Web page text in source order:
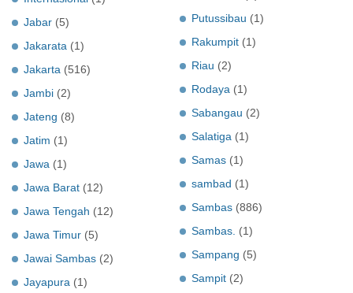
Jabar (5)
Jakarata (1)
Jakarta (516)
Jambi (2)
Jateng (8)
Jatim (1)
Jawa (1)
Jawa Barat (12)
Jawa Tengah (12)
Jawa Timur (5)
Jawai Sambas (2)
Jayapura (1)
Putussibau (1)
Rakumpit (1)
Riau (2)
Rodaya (1)
Sabangau (2)
Salatiga (1)
Samas (1)
sambad (1)
Sambas (886)
Sambas. (1)
Sampang (5)
Sampit (2)